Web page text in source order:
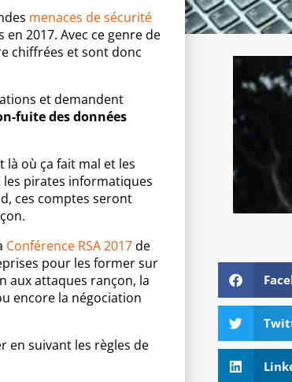
menaces de sécurité
2017. Avec ce genre de
chiffrées et sont donc
et demandent
fuite des données
là où ça fait mal et les
pirates informatiques
ces comptes seront
Conférence RSA 2017de
pour les former sur
aux attaques rançon, la
encore la négociation
en suivant les règles de